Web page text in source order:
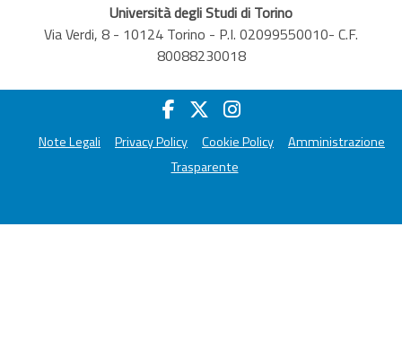
Università degli Studi di Torino
Via Verdi, 8 - 10124 Torino - P.I. 02099550010- C.F.
80088230018
Note Legali Privacy Policy Cookie Policy
Amministrazione
Trasparente